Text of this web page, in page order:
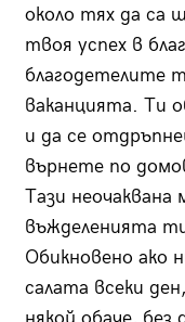
около тях да са
твоя успех в
благодетелите
ваканцията. Ти
и да се
върнете по
Тази неочаквана
въжделенията
Обикновено ако
салата всеки